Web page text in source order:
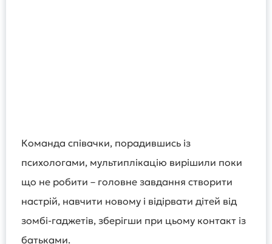
Команда співачки, порадившись із
психологами, мультиплікацію вирішили поки
що не робити – головне завдання створити
настрій, навчити новому і відірвати дітей від
зомбі-гаджетів, зберігши при цьому контакт із
батьками.